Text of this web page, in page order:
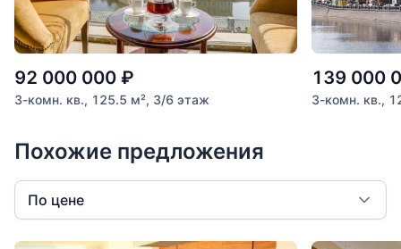
92 000 000 ₽
3-комн. кв., 125.5 м², 3/6 этаж
139 000
3-комн. кв.,
Похожие предложения
По цене